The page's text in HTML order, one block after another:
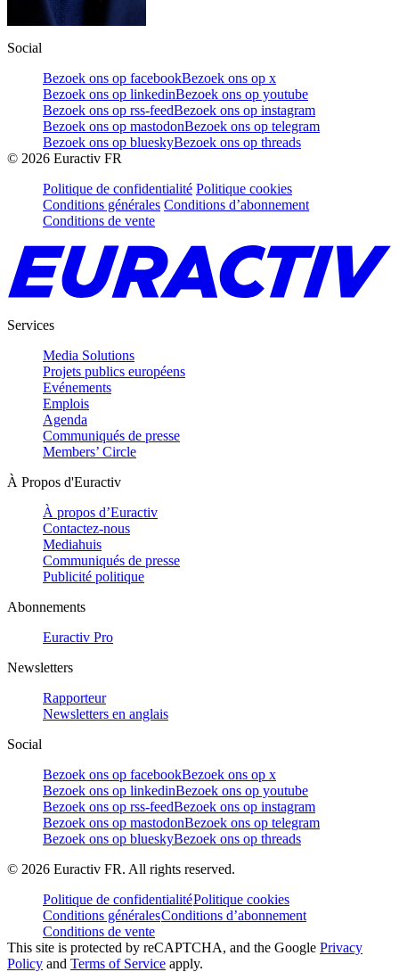
Social
Bezoek ons op facebookBezoek ons op x
Bezoek ons op linkedinBezoek ons op youtube
Bezoek ons op rss-feedBezoek ons op instagram
Bezoek ons op mastodonBezoek ons op telegram
Bezoek ons op blueskyBezoek ons op threads
© 2026 Euractiv FR
Politique de confidentialité Politique cookies
Conditions générales Conditions d’abonnement
Conditions de vente
Services
Media Solutions
Projets publics européens
Evénements
Emplois
Agenda
Communiqués de presse
Members’ Circle
À Propos d'Euractiv
À propos d’Euractiv
Contactez-nous
Mediahuis
Communiqués de presse
Publicité politique
Abonnements
Euractiv Pro
Newsletters
Rapporteur
Newsletters en anglais
Social
Bezoek ons op facebookBezoek ons op x
Bezoek ons op linkedinBezoek ons op youtube
Bezoek ons op rss-feedBezoek ons op instagram
Bezoek ons op mastodonBezoek ons op telegram
Bezoek ons op blueskyBezoek ons op threads
© 2026 Euractiv FR. All rights reserved.
Politique de confidentialitéPolitique cookies
Conditions généralesConditions d’abonnement
Conditions de vente
This site is protected by reCAPTCHA, and the Google Privacy
Policy and Terms of Service apply.